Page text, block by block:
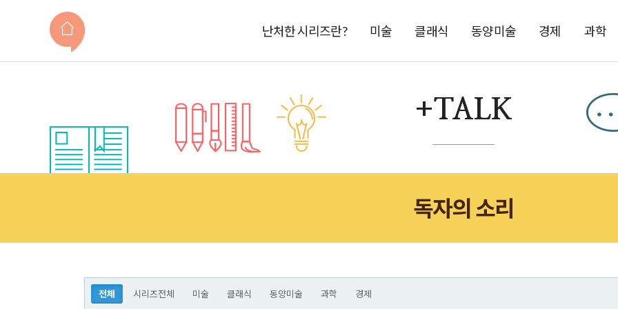
난처한 시리즈란? 미술 클래식 동양미술 경제 과학
+TALK
독자의 소리
전체 시리즈전체 미술 클래식 동양미술 과학 경제